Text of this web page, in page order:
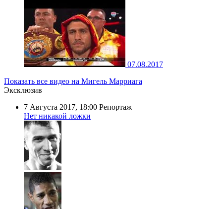
07.08.2017
Показать все видео на Мигель Марриага
Эксклюзив
7 Августа 2017, 18:00 Репортаж
Нет никакой ложки